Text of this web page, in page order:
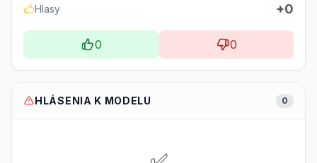
Hlasy +0
0 0
HLÁSENIA K MODELU 0